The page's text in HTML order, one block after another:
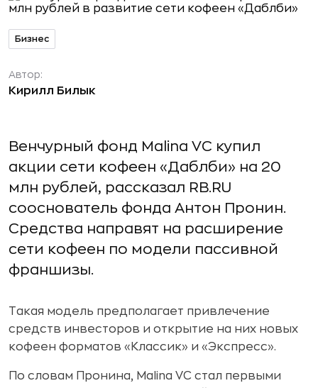
Бизнес
Автор:
Кирилл Билык
Венчурный фонд Malina VC купил
акции сети кофеен «Даблби» на 20
млн рублей, рассказал RB.RU
сооснователь фонда Антон Пронин.
Средства направят на расширение
сети кофеен по модели пассивной
франшизы.
Такая модель предполагает привлечение
средств инвесторов и открытие на них новых
кофеен форматов «Классик» и «Экспресс».
По словам Пронина, Malina VC стал первыми